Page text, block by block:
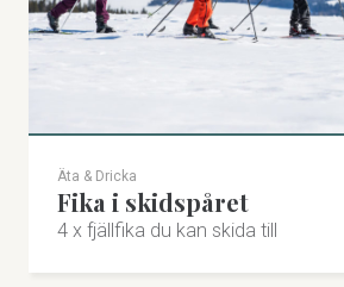
Äta & Dricka
Fika i skidspåret
4 x fjällfika du kan skida till